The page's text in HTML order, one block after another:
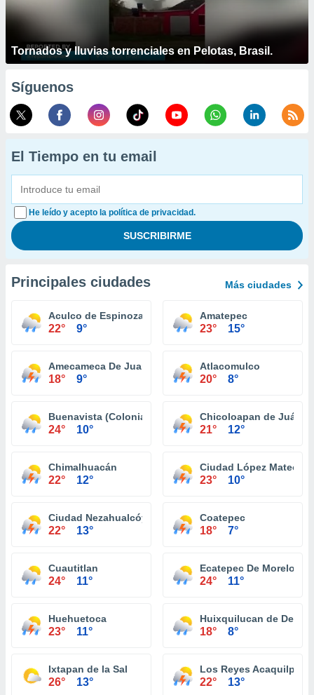
Tornados y lluvias torrenciales en Pelotas, Brasil.
Síguenos
El Tiempo en tu email
He leído y acepto la política de privacidad.
Principales ciudades Más ciudades
Aculco de Espinoza
22° 9°
Amatepec
23° 15°
Amecameca De Juarez
18° 9°
Atlacomulco
20° 8°
Buenavista (Colonia Buenavista)
24° 10°
Chicoloapan de Juárez
21° 12°
Chimalhuacán
22° 12°
Ciudad López Mateos
23° 10°
Ciudad Nezahualcóyotl
22° 13°
Coatepec
18° 7°
Cuautitlan
24° 11°
Ecatepec De Morelos
24° 11°
Huehuetoca
23° 11°
Huixquilucan de
18° 8°
Ixtapan de la Sal
26° 13°
Los Reyes Acaquilpan
22° 13°